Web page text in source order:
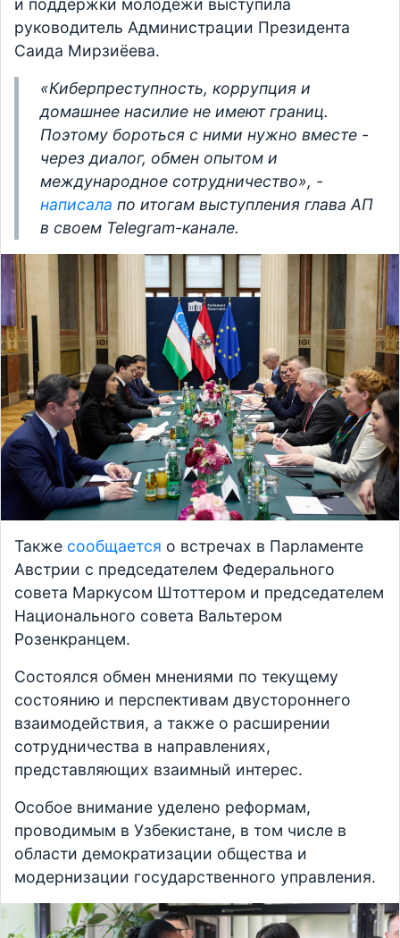
и поддержки молодежи выступила
руководитель Администрации Президента
Саида Мирзиёева.
«Киберпреступность, коррупция и
домашнее насилие не имеют границ.
Поэтому бороться с ними нужно вместе -
через диалог, обмен опытом и
международное сотрудничество», -
написала по итогам выступления глава АП
в своем Telegram-канале.
Также сообщается о встречах в Парламенте
Австрии с председателем Федерального
совета Маркусом Штоттером и председателем
Национального совета Вальтером
Розенкранцем.
Состоялся обмен мнениями по текущему
состоянию и перспективам двустороннего
взаимодействия, а также о расширении
сотрудничества в направлениях,
представляющих взаимный интерес.
Особое внимание уделено реформам,
проводимым в Узбекистане, в том числе в
области демократизации общества и
модернизации государственного управления.